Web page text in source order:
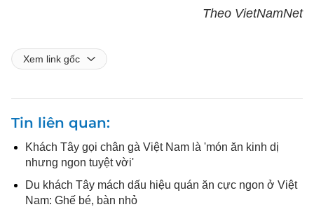
Theo VietNamNet
Xem link gốc
Tin liên quan
Khách Tây gọi chân gà Việt Nam là 'món ăn kinh dị
nhưng ngon tuyệt vời'
Du khách Tây mách dấu hiệu quán ăn cực ngon ở Việt
Nam: Ghế bé, bàn nhỏ